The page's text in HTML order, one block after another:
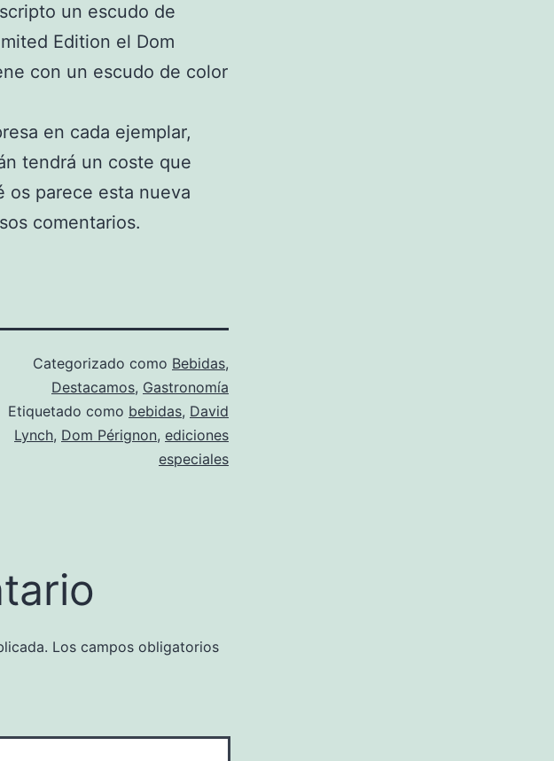
un escudo de
Edition el Dom
con un escudo de color
en cada ejemplar,
tendrá un coste que
os parece esta nueva
comentarios.
Categorizado como Bebidas,
Destacamos, Gastronomía
Etiquetado como bebidas, David
Lynch, Dom Pérignon, ediciones
especiales
Los campos obligatorios